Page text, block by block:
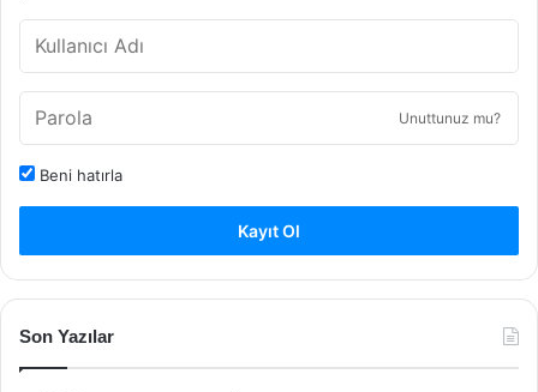
Unuttunuz mu?
Beni hatırla
Kayıt Ol
Son Yazılar